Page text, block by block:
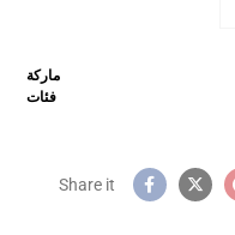
ماركة
فئات